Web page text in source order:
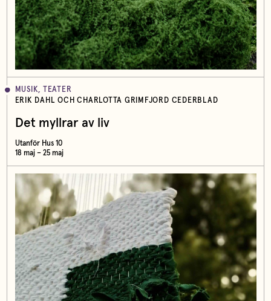
MUSIK, TEATER
ERIK DAHL OCH CHARLOTTA GRIMFJORD CEDERBLAD
Det myllrar av liv
Utanför Hus 10
18 maj – 25 maj